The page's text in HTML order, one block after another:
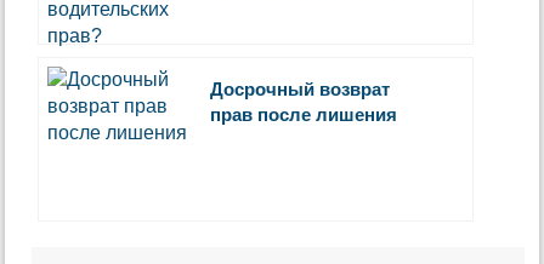
Досрочный возврат
прав после лишения